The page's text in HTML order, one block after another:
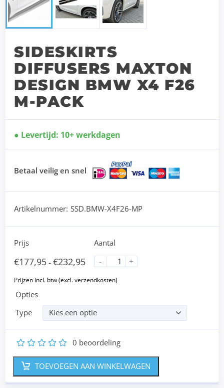
SIDESKIRTS
DIFFUSERS MAXTON
DESIGN BMW X4 F26
M-PACK
Levertijd: 10+ werkdagen
Betaal veilig en snel
Artikelnummer: SSD.BMW-X4F26-MP
Prijs
€177,95 - €232,95
Aantal
-
+
Opties
Type
Kies een optie
5
4
3
2 0 beoordeling
TOEVOEGEN AAN WINKELWAGEN